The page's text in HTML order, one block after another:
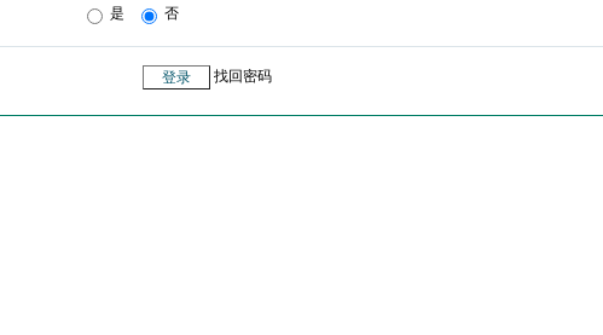
是 否
找回密码